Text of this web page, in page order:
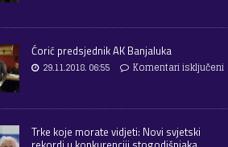
Ćorić predsjednik AK Banjaluka
29.11.2018. 06:55
Komentari isključeni
Trke koje morate vidjeti: Novi svjetski